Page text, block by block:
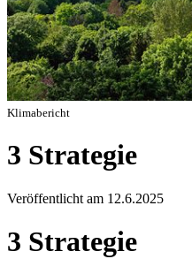
Klimabericht
3 Strategie
Veröffentlicht am 12.6.2025
3 Strategie